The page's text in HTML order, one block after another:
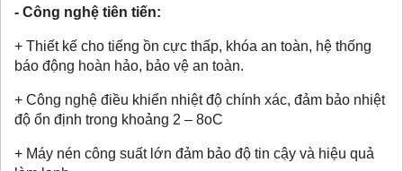
- Công nghệ tiên tiến:
+ Thiết kế cho tiếng ồn cực thấp, khóa an toàn, hệ thống
báo động hoàn hảo, bảo vệ an toàn.
+ Công nghệ điều khiển nhiệt độ chính xác, đảm bảo nhiệt
độ ổn định trong khoảng 2 – 8oC
+ Máy nén công suất lớn đảm bảo độ tin cậy và hiệu quả